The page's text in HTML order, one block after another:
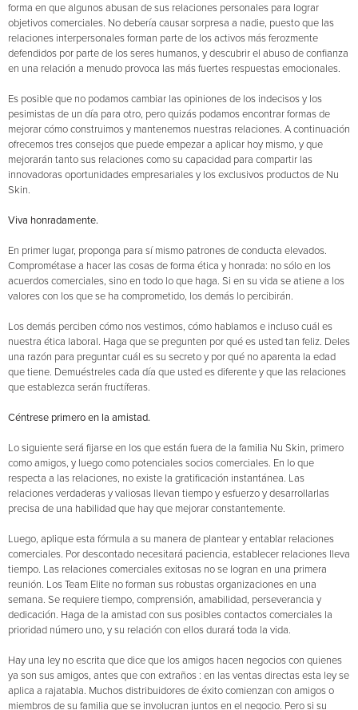
forma en que algunos abusan de sus relaciones personales para lograr
objetivos comerciales. No debería causar sorpresa a nadie, puesto que las
relaciones interpersonales forman parte de los activos más ferozmente
defendidos por parte de los seres humanos, y descubrir el abuso de confianza
en una relación a menudo provoca las más fuertes respuestas emocionales.
Es posible que no podamos cambiar las opiniones de los indecisos y los
pesimistas de un día para otro, pero quizás podamos encontrar formas de
mejorar cómo construimos y mantenemos nuestras relaciones. A continuación
ofrecemos tres consejos que puede empezar a aplicar hoy mismo, y que
mejorarán tanto sus relaciones como su capacidad para compartir las
innovadoras oportunidades empresariales y los exclusivos productos de Nu
Skin.
Viva honradamente.
En primer lugar, proponga para sí mismo patrones de conducta elevados.
Comprométase a hacer las cosas de forma ética y honrada: no sólo en los
acuerdos comerciales, sino en todo lo que haga. Si en su vida se atiene a los
valores con los que se ha comprometido, los demás lo percibirán.
Los demás perciben cómo nos vestimos, cómo hablamos e incluso cuál es
nuestra ética laboral. Haga que se pregunten por qué es usted tan feliz. Deles
una razón para preguntar cuál es su secreto y por qué no aparenta la edad
que tiene. Demuéstreles cada día que usted es diferente y que las relaciones
que establezca serán fructíferas.
Céntrese primero en la amistad.
Lo siguiente será fijarse en los que están fuera de la familia Nu Skin, primero
como amigos, y luego como potenciales socios comerciales. En lo que
respecta a las relaciones, no existe la gratificación instantánea. Las
relaciones verdaderas y valiosas llevan tiempo y esfuerzo y desarrollarlas
precisa de una habilidad que hay que mejorar constantemente.
Luego, aplique esta fórmula a su manera de plantear y entablar relaciones
comerciales. Por descontado necesitará paciencia, establecer relaciones lleva
tiempo. Las relaciones comerciales exitosas no se logran en una primera
reunión. Los Team Elite no forman sus robustas organizaciones en una
semana. Se requiere tiempo, comprensión, amabilidad, perseverancia y
dedicación. Haga de la amistad con sus posibles contactos comerciales la
prioridad número uno, y su relación con ellos durará toda la vida.
Hay una ley no escrita que dice que los amigos hacen negocios con quienes
ya son sus amigos, antes que con extraños : en las ventas directas esta ley se
aplica a rajatabla. Muchos distribuidores de éxito comienzan con amigos o
miembros de su familia que se involucran juntos en el negocio. Pero si su